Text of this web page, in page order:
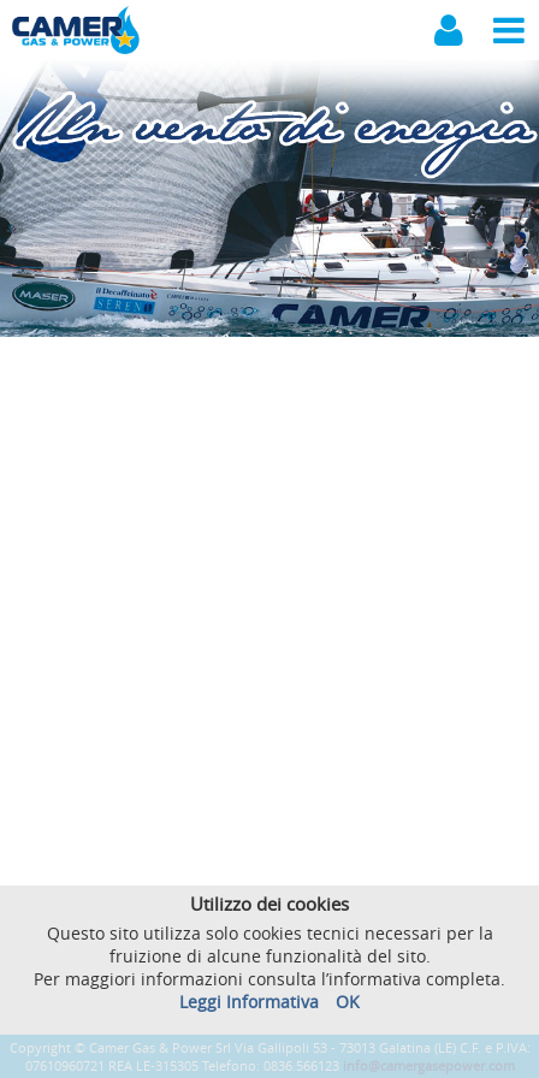
Copyright © Camer Gas & Power Srl Via Gallipoli 53 - 73013 Galatina (LE) C.F. e P.IVA:
07610960721 REA LE-315305 Telefono: 0836.566123
Utilizzo dei cookies
Questo sito utilizza solo cookies tecnici necessari per la
fruizione di alcune funzionalità del sito.
Per maggiori informazioni consulta l’informativa completa.
Leggi Informativa
OK